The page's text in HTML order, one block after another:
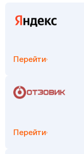
Перейти
Перейти